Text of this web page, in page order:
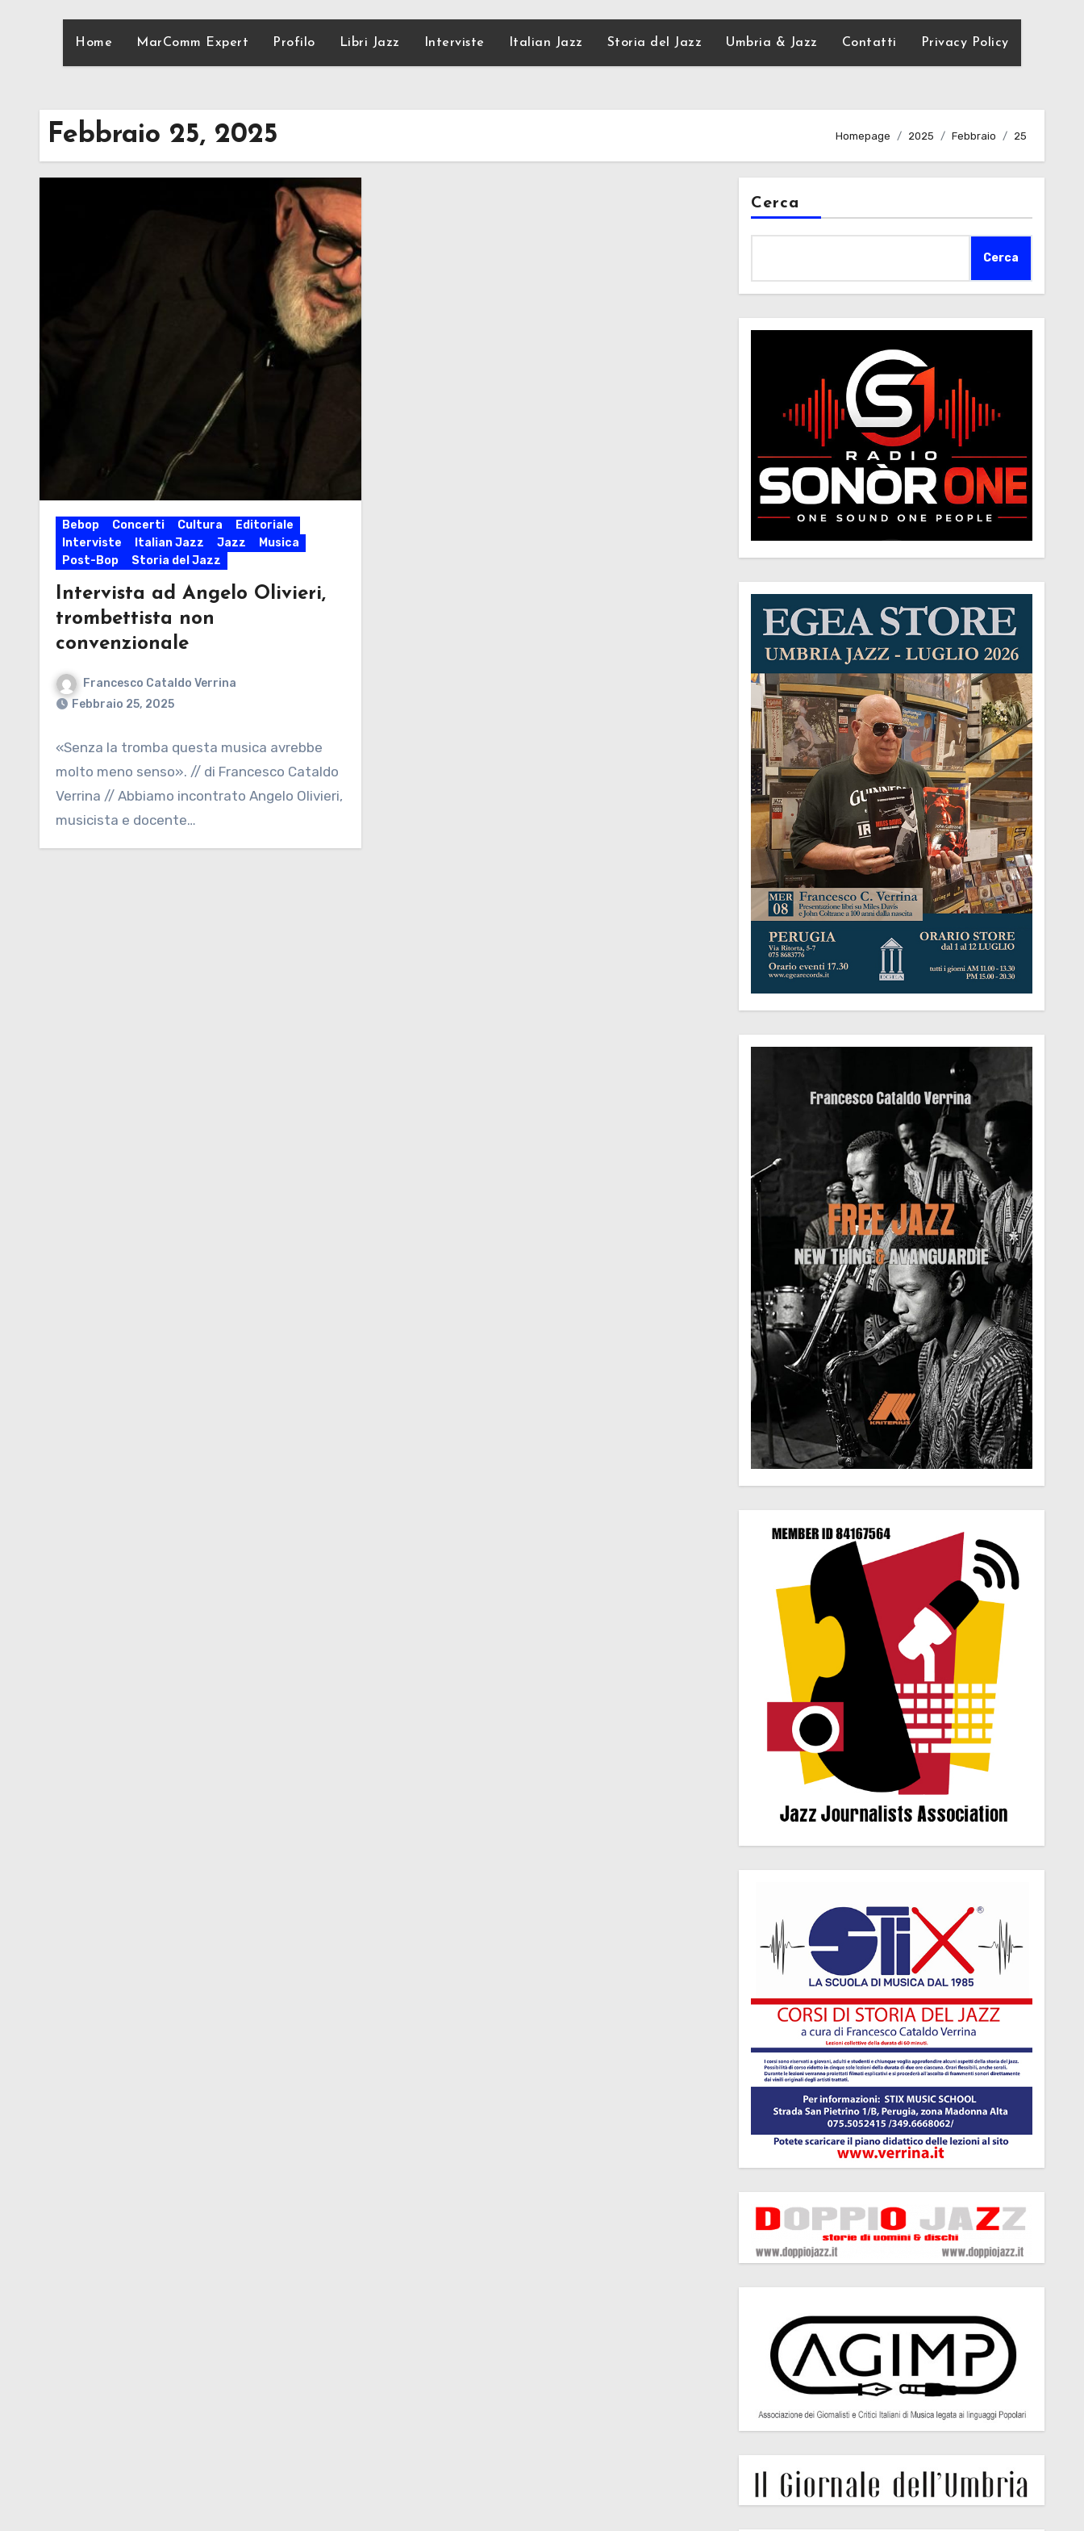
Home MarComm Expert Profilo Libri Jazz Interviste Italian Jazz Storia del Jazz Umbria & Jazz Contatti Privacy Policy
Febbraio 25, 2025 Homepage 2025 Febbraio 25
Bebop Concerti Cultura
Editoriale
Interviste
Italian Jazz Jazz
Musica
Post-Bop
Storia del Jazz
Intervista ad Angelo Olivieri,
trombettista non
convenzionale
Francesco Cataldo Verrina
Febbraio 25, 2025
«Senza la tromba questa musica avrebbe
molto meno senso». // di Francesco Cataldo
Verrina // Abbiamo incontrato Angelo Olivieri,
musicista e docente…
Cerca
Cerca